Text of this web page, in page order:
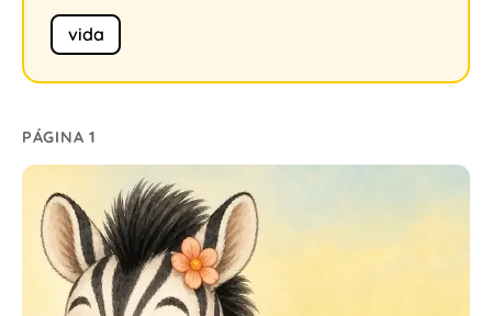
vida
PÁGINA 1